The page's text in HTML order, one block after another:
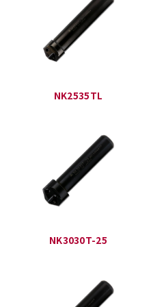
NK2535TL
NK3030T-25